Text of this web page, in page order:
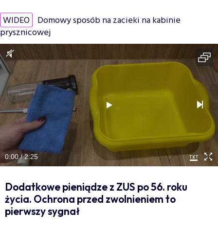
WIDEO Domowy sposób na zacieki na kabinie
prysznicowej
0:00 / 2:25
Dodatkowe pieniądze z ZUS po 56. roku
życia. Ochrona przed zwolnieniem to
pierwszy sygnał